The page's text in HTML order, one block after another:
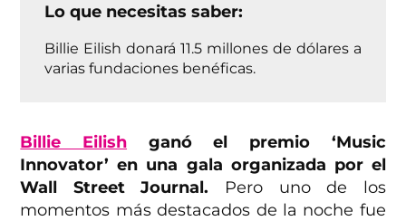
Lo que necesitas saber:
Billie Eilish donará 11.5 millones de dólares a
varias fundaciones benéficas.
Billie Eilish ganó el premio ‘Music
Innovator’ en una gala organizada por el
Wall Street Journal. Pero uno de los
momentos más destacados de la noche fue